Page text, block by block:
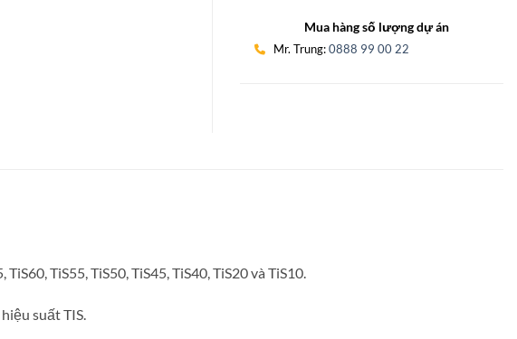
Mua hàng số lượng dự án
Mr. Trung:0888 99 00 22
TiS55, TiS50, TiS45, TiS40, TiS20 và TiS10.
suất TIS.